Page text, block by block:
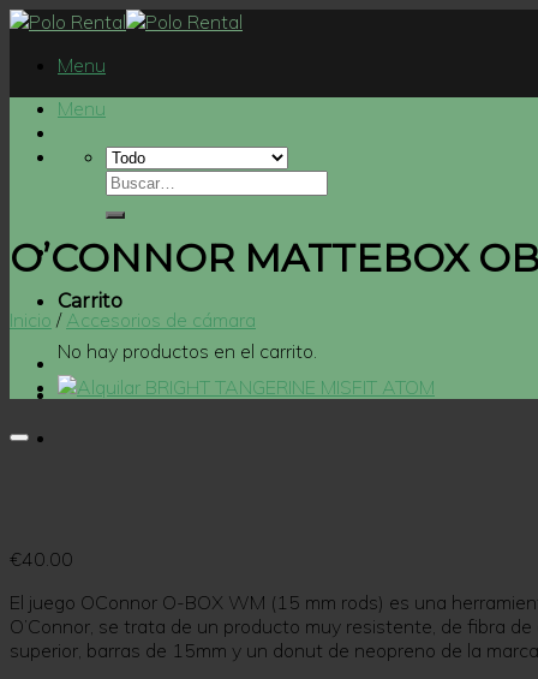
Skip
contentMenu
Menu
Carrito
No hay productos en el carrito.
O’CONNOR MATTEBOX
Inicio / Accesorios de cámara
€40.00
El juego OConnor O-BOX WM (15 mm rods) es una
O’Connor, se trata de un producto muy resistente, de fibra
superior, barras de 15mm y un donut de neopreno de la